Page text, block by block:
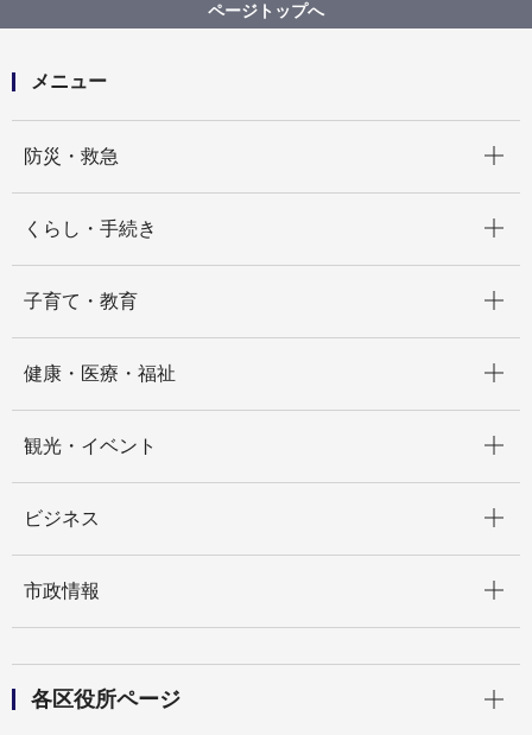
おはなし会プログラムページトップへ
メニュー
防災・救急
くらし・手続き
子育て・教育
健康・医療・福祉
観光・イベント
ビジネス
市政情報
各区役所ページ